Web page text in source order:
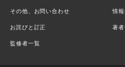
その他、お問い合わせ 情
お詫びと訂正 著
監修者一覧